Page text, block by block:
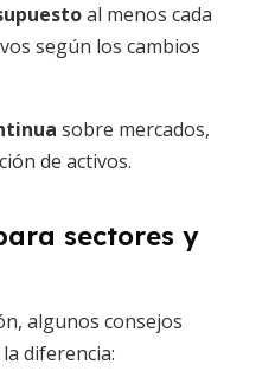
al menos cada
según los cambios
sobre mercados,
de activos.
sectores y
algunos consejos
diferencia: